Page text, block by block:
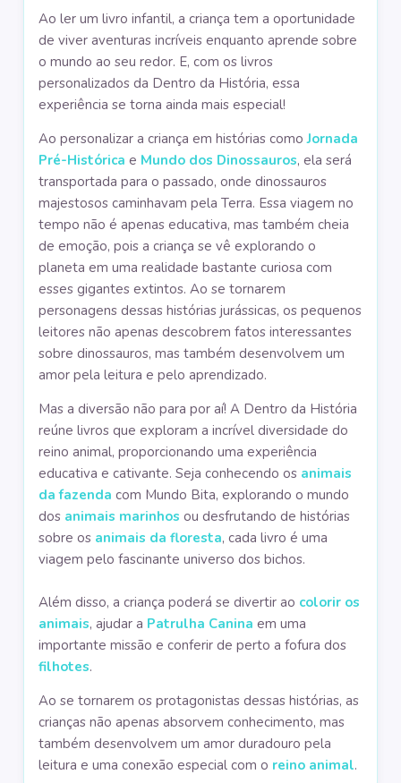
Ao ler um livro infantil, a criança tem a oportunidade
de viver aventuras incríveis enquanto aprende sobre
o mundo ao seu redor. E, com os livros
personalizados da Dentro da História, essa
experiência se torna ainda mais especial!
Ao personalizar a criança em histórias comoJornada
Pré-Histórica e Mundo dos Dinossauros, ela será
transportada para o passado, onde dinossauros
majestosos caminhavam pela Terra. Essa viagem no
tempo não é apenas educativa, mas também cheia
de emoção, pois a criança se vê explorando o
planeta em uma realidade bastante curiosa com
esses gigantes extintos. Ao se tornarem
personagens dessas histórias jurássicas, os pequenos
leitores não apenas descobrem fatos interessantes
sobre dinossauros, mas também desenvolvem um
amor pela leitura e pelo aprendizado.
Mas a diversão não para por aí! A Dentro da História
reúne livros que exploram a incrível diversidade do
reino animal, proporcionando uma experiência
educativa e cativante. Seja conhecendo os animais
da fazenda com Mundo Bita, explorando o mundo
dos animais marinhos ou desfrutando de histórias
sobre os animais da floresta, cada livro é uma
viagem pelo fascinante universo dos bichos.
Além disso, a criança poderá se divertir ao colorir os
animais, ajudar a Patrulha Canina em uma
importante missão e conferir de perto a fofura dos
filhotes.
Ao se tornarem os protagonistas dessas histórias, as
crianças não apenas absorvem conhecimento, mas
também desenvolvem um amor duradouro pela
leitura e uma conexão especial com o reino animal.